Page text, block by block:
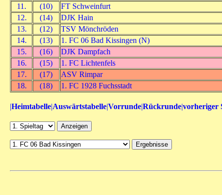
11.
(10)
FT Schweinfurt
12.
(14)
DJK Hain
13.
(12)
TSV Mönchröden
14.
(13)
1. FC 06 Bad Kissingen (N)
15.
(16)
DJK Dampfach
16.
(15)
1. FC Lichtenfels
17.
(17)
ASV Rimpar
18.
(18) 1. FC 1928 Fuchsstadt
|Heimtabelle|Auswärtstabelle|Vorrunde|Rückrunde|vorheriger